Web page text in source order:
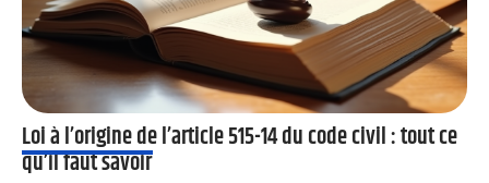
Loi à l’origine de l’article 515-14 du code civil : tout ce
qu’il faut savoir